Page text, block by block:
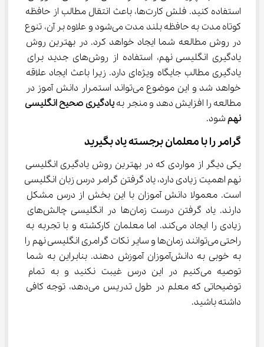
استفاده کنید. فلش کارت‌ها، باعث انتقال مطالب از حافظه
کوتاه مدت به حافظه بلند مدت می‌شود و علاوه بر آن، تنوع
در روش مطالعه شما ایجاد خواهد کرد. در بهترین روش
یادگیری انگلیسی نهم، استفاده از روش‌های جدید برای
یادگیری مطالب جایگاه ویژه‌ای دارد. زیرا باعث ایجاد علاقه
خواهد شد و این موضوع می‌تواند استمرار دانش آموز در
مطالعه را افزایش دهد و منجر به یادگیری صحیح انگلیسی
نهم شود.
گرامر را با معلمان برجسته یاد بگیرید
یکی دیگر از مواردی که در بهترین روش یادگیری انگلیسی
نهم اهمیت زیادی دارد، یاد گرفتن گرامر درس زبان انگلیسی
است. معمولا دانش آموزان با این بخش از درس مشکل
دارند. یاد گرفتن درست زمان‌ها در انگلیسی چالش‌های
زیادی را ایجاد می‌کند. اما معلمان کارکشته و با تجربه به
راحتی می‌توانند زمان‌ها و سایر نکات گرامری انگلیسی نهم را
به خوبی به دانش‌آموزان آموزش دهند. بنابراین به شما
توصیه می‌کنیم در این درس غیبت نکنید و به تمام
توضیحاتی که معلم در طول تدریس می‌دهد، توجه کافی
داشته باشید.